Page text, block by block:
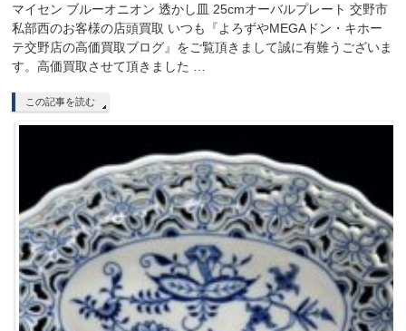
マイセン ブルーオニオン 透かし皿 25cmオーバルプレート 交野市
私部西のお客様の店頭買取 いつも『よろずやMEGAドン・キホー
テ交野店の高価買取ブログ』をご覧頂きまして誠に有難うございま
す。高価買取させて頂きました …
この記事を読む